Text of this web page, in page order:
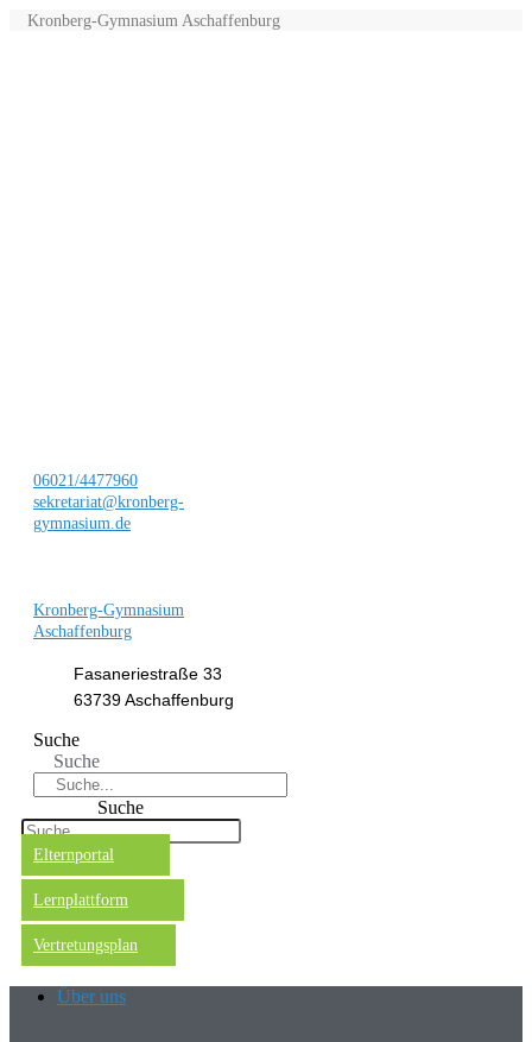
Kronberg-Gymnasium Aschaffenburg
06021/4477960
sekretariat@kronberg-
gymnasium.de
Kronberg-Gymnasium
Aschaffenburg
Fasaneriestraße 33
63739 Aschaffenburg
Suche
Suche
Suche
Elternportal
Lernplattform
Vertretungsplan
Über uns